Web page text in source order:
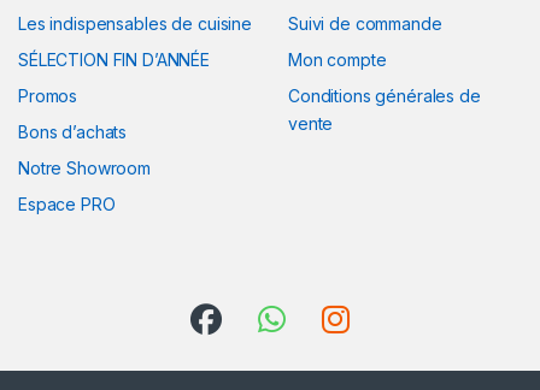
Les indispensables de cuisine
SÉLECTION FIN D’ANNÉE
Promos
Bons d’achats
Notre Showroom
Espace PRO
Suivi de commande
Mon compte
Conditions générales de
vente